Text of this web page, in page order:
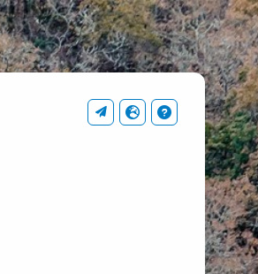
Información de contacto
IdiomaAxuda